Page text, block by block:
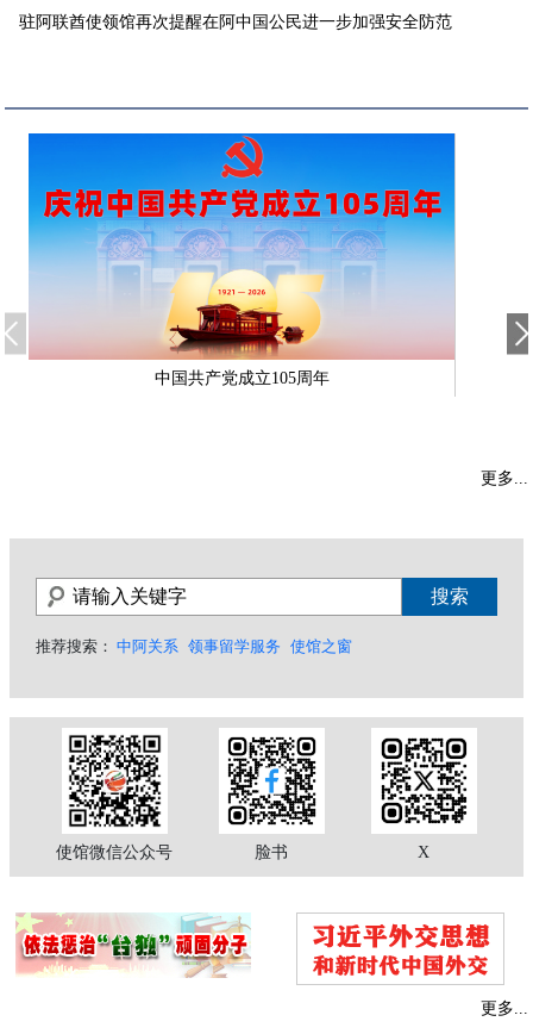
要求
驻阿联酋使领馆再次提醒在阿中国公民进一步加强安全防范
中国共产党成立105周年
更多...
推荐搜索： 中阿关系 领事留学服务 使馆之窗
使馆微信公众号 脸书 X
更多...